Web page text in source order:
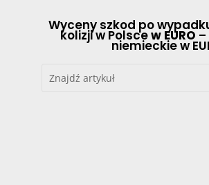
Wyceny szkod po
kolizji w Polscew EURO
niemieckie w